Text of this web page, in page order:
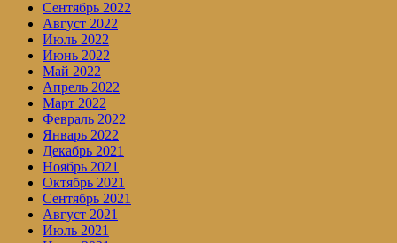
Сентябрь 2022
Август 2022
Июль 2022
Июнь 2022
Май 2022
Апрель 2022
Март 2022
Февраль 2022
Январь 2022
Декабрь 2021
Ноябрь 2021
Октябрь 2021
Сентябрь 2021
Август 2021
Июль 2021